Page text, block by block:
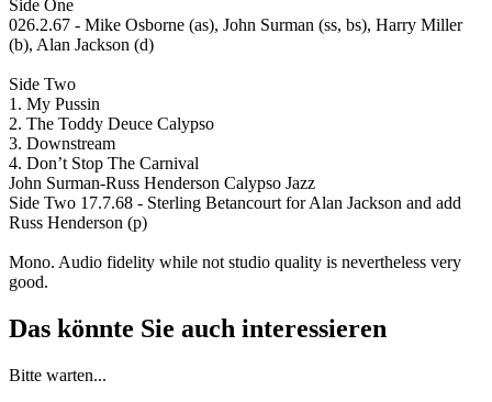
Side One
026.2.67 - Mike Osborne (as), John Surman (ss, bs), Harry Miller
(b), Alan Jackson (d)
Side Two
1. My Pussin
2. The Toddy Deuce Calypso
3. Downstream
4. Don’t Stop The Carnival
John Surman-Russ Henderson Calypso Jazz
Side Two 17.7.68 - Sterling Betancourt for Alan Jackson and add
Russ Henderson (p)
Mono. Audio fidelity while not studio quality is nevertheless very
good.
Das könnte Sie auch interessieren
Bitte warten...